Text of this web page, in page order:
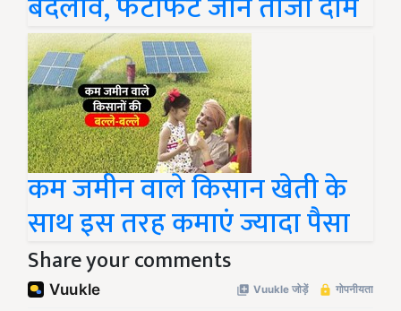
कम जमीन वाले किसान खेती के
साथ इस तरह कमाएं ज्यादा पैसा
Share your comments